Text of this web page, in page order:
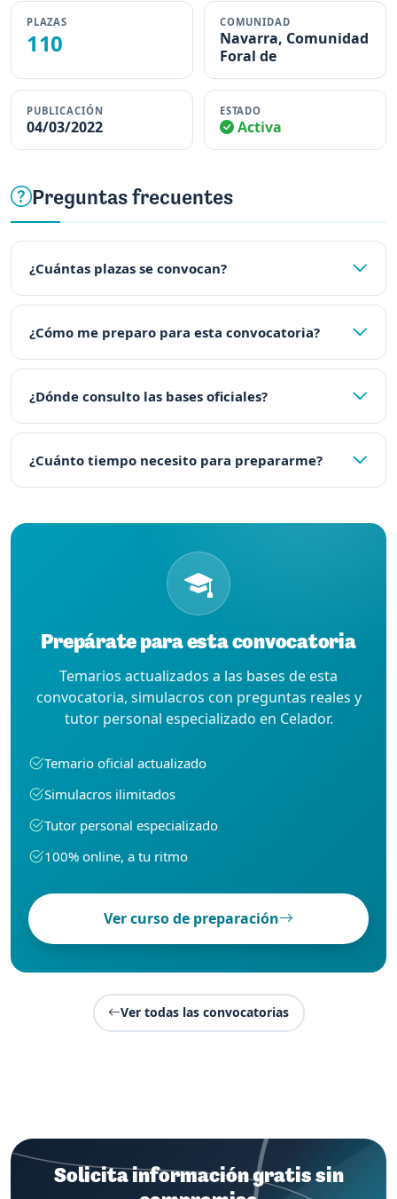
PLAZAS
110
COMUNIDAD
Navarra, Comunidad
Foral de
PUBLICACIÓN
04/03/2022
ESTADO
Activa
Preguntas frecuentes
¿Cuántas plazas se convocan?
¿Cómo me preparo para esta convocatoria?
¿Dónde consulto las bases oficiales?
¿Cuánto tiempo necesito para prepararme?
Prepárate para esta convocatoria
Temarios actualizados a las bases de esta
convocatoria, simulacros con preguntas reales y
tutor personal especializado en Celador.
Temario oficial actualizado
Simulacros ilimitados
Tutor personal especializado
100% online, a tu ritmo
Ver curso de preparación
Ver todas las convocatorias
Solicita información gratis sin